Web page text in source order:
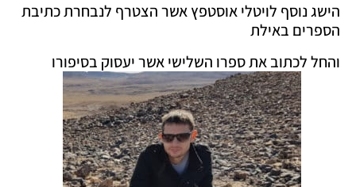
הישג נוסף לויטלי אוסטפץ אשר הצטרף לנבחרת כתיבת
הספרים באילת
והחל לכתוב את ספרו השלישי אשר יעסוק בסיפורו